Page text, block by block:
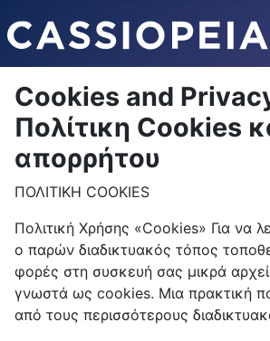
Cookies and
Πολίτικη Cookies
απορρήτου
ΠΟΛΙΤΙΚΗ COOKIES
Πολιτική Χρήσης «Cookies» Για να
ο παρών διαδικτυακός τόπος
φορές στη συσκευή σας μικρά
γνωστά ως cookies. Μια πρακτική
από τους περισσότερους